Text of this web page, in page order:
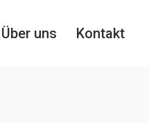
Über uns Kontakt